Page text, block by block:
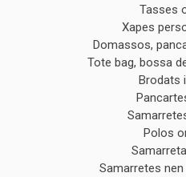
Tasses
Xapes
Domassos,
Tote bag, bossa
Brodats
Polos
Samarretes